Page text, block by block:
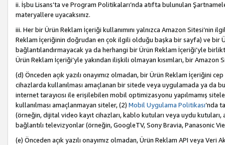
ii. İşbu Lisans’ta ve Program Politikaları’nda atıfta bulunulan
materyallere uyacaksınız.
iii. Her bir Ürün Reklam İçeriği kullanımını yalnızca Amazon
Reklam İçeriğinin doğrudan en çok ilgili olduğu başka bir sayfa) ve bir
bağlantılandırmayacak ya da herhangi bir Ürün Reklam İçeriği’yle
Ürün Reklam İçeriği’yle yakından ilişkili olmayan kısımları, bir Amazon
(d) Önceden açık yazılı onayımız olmadan, bir Ürün Reklam İçeriğini
cihazlarda kullanılması amaçlanan bir sitede veya uygulamada ya da
internet tarayıcısı ile erişilebilen mobil optimizasyonu yapılmamış
kullanılması amaçlanmayan siteler, (2) Mobil Uygulama Politikası’nda
(örneğin, dijital video kayıt cihazları, kablo kutuları veya uydu kutuları,
bağlantılı televizyonlar (örneğin, GoogleTV, Sony Bravia, Panasonic
(e) Önceden açık yazılı onayımız olmadan, Ürün Reklam API veya